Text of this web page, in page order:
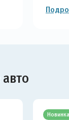
Новинка